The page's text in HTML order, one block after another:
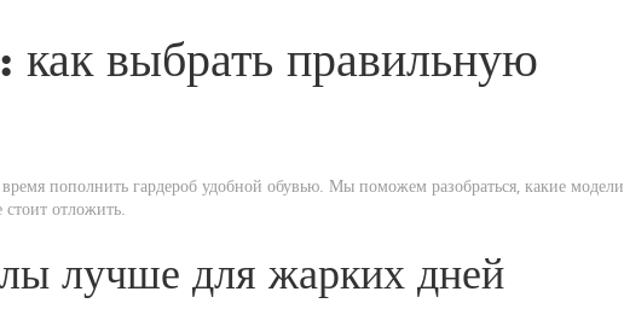
как выбрать правильную
пополнить гардероб удобной обувью. Мы поможем разобраться, какие модели
отложить.
лучше для жарких дней